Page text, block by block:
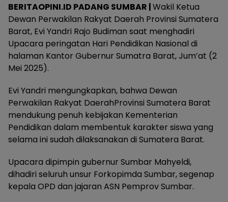
BERITAOPINI.ID PADANG SUMBAR |Wakil Ketua
Dewan Perwakilan Rakyat Daerah Provinsi Sumatera
Barat, Evi Yandri Rajo Budiman saat menghadiri
Upacara peringatan Hari Pendidikan Nasional di
halaman Kantor Gubernur Sumatra Barat, Jum’at (2
Mei 2025).
Evi Yandri mengungkapkan, bahwa Dewan
Perwakilan Rakyat DaerahProvinsi Sumatera Barat
mendukung penuh kebijakan Kementerian
Pendidikan dalam membentuk karakter siswa yang
selama ini sudah dilaksanakan di Sumatera Barat.
Upacara dipimpin gubernur Sumbar Mahyeldi,
dihadiri seluruh unsur Forkopimda Sumbar, segenap
kepala OPD dan jajaran ASN Pemprov Sumbar.